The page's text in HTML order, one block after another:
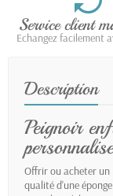
Service client
Echangez facilement
Description
Peignoir
Offrir ou acheter
qualité d'une